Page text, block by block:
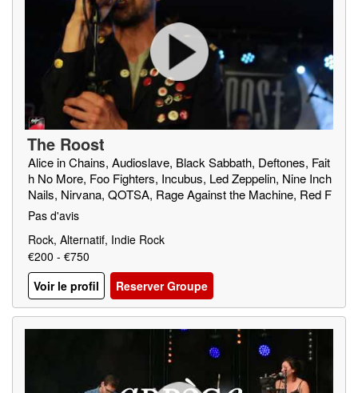
The Roost
Alice in Chains, Audioslave, Black Sabbath, Deftones, Fait
h No More, Foo Fighters, Incubus, Led Zeppelin, Nine Inch
Nails, Nirvana, QOTSA, Rage Against the Machine, Red F
ang, Royal Blood, SOAD, Soundgarden, Triggerfinger, Truc
Pas d'avis
Rock, Alternatif, Indie Rock
€200 - €750
Voir le profil
Reserver Groupe